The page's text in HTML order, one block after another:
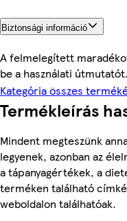
Biztonsági információ
A felmelegített
be a használati útmutatót.
Kategória összes
Termékleírás
Mindent megteszünk
legyenek, azonban az
a tápanyagértékek, a
terméken található
weboldalon találhatóak.